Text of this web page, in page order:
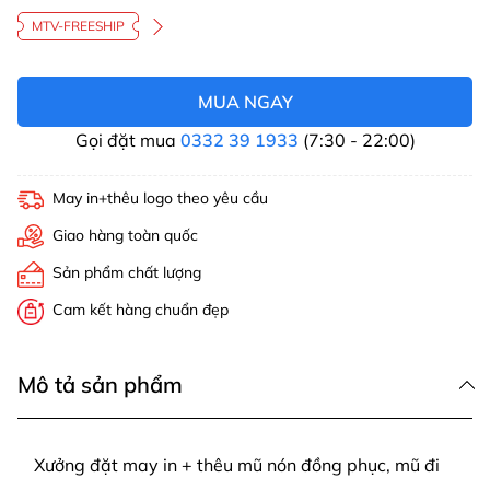
MTV-FREESHIP
MUA NGAY
Gọi đặt mua 0332 39 1933 (7:30 - 22:00)
May in+thêu logo theo yêu cầu
Giao hàng toàn quốc
Sản phẩm chất lượng
Cam kết hàng chuẩn đẹp
Mô tả sản phẩm
Xưởng đặt may in + thêu mũ nón đồng phục, mũ đi